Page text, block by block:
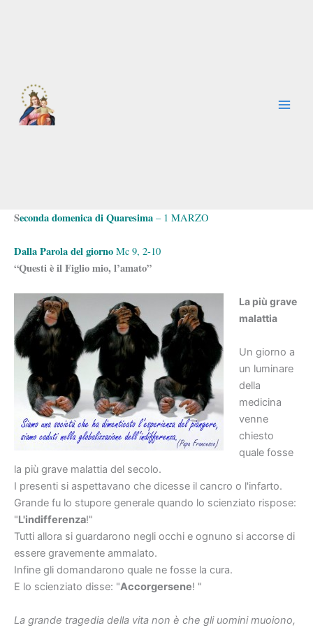
Seconda domenica di Quaresima – 1 MARZO
Dalla Parola del giorno Mc 9, 2-10
“Questi è il Figlio mio, l’amato”
La più grave
malattia
Un giorno a
un luminare
della
medicina
venne
chiesto
quale fosse
la più grave malattia del secolo.
I presenti si aspettavano che dicesse il cancro o l'infarto.
Grande fu lo stupore generale quando lo scienziato rispose:
"L'indifferenza!"
Tutti allora si guardarono negli occhi e ognuno si accorse di
essere gravemente ammalato.
Infine gli domandarono quale ne fosse la cura.
E lo scienziato disse: "Accorgersene! "
La grande tragedia della vita non è che gli uomini muoiono,